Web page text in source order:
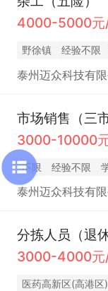
4000-5000元
野徐镇 经验不限
泰州迈众科技有
市场销售（三
3000-10000
不限 经验不限
泰州迈众科技有
分拣人员（退
3000-4000元
医药高新区(高港区)